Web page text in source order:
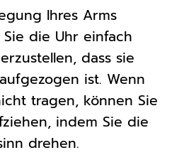
Ihres Arms
die Uhr einfach
dass sie
ist. Wenn
tragen, können Sie
indem Sie die
drehen.